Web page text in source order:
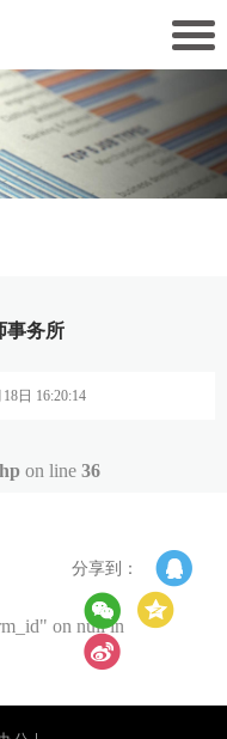
on line 36
on null in
事务所
日 16:20:14
分享到：